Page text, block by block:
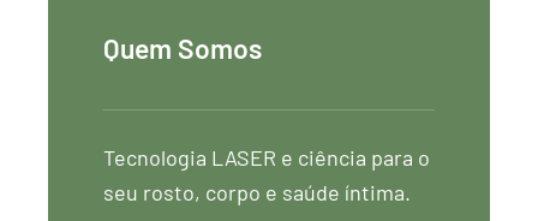
Quem Somos
Tecnologia LASER e ciência para o
seu rosto, corpo e saúde íntima.